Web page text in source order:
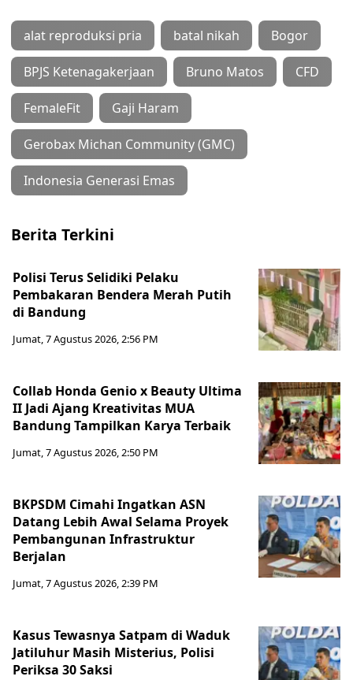
alat reproduksi pria batal nikah Bogor
BPJS Ketenagakerjaan Bruno Matos CFD
FemaleFit Gaji Haram
Gerobax Michan Community (GMC)
Indonesia Generasi Emas
Berita Terkini
Polisi Terus Selidiki Pelaku
Pembakaran Bendera Merah Putih
di Bandung
Jumat, 7 Agustus 2026, 2:56 PM
Collab Honda Genio x Beauty Ultima
II Jadi Ajang Kreativitas MUA
Bandung Tampilkan Karya Terbaik
Jumat, 7 Agustus 2026, 2:50 PM
BKPSDM Cimahi Ingatkan ASN
Datang Lebih Awal Selama Proyek
Pembangunan Infrastruktur
Berjalan
Jumat, 7 Agustus 2026, 2:39 PM
Kasus Tewasnya Satpam di Waduk
Jatiluhur Masih Misterius, Polisi
Periksa 30 Saksi